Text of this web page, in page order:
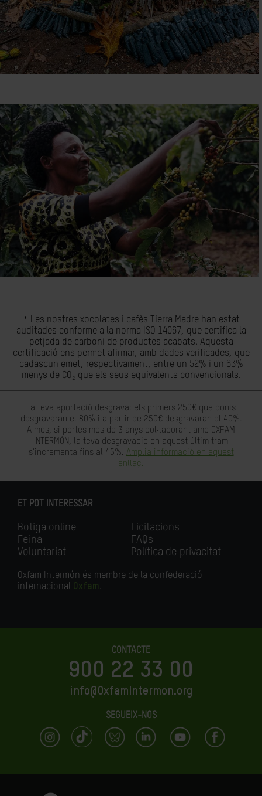
* Les nostres xocolates i cafès Tierra Madre han estat
auditades conforme a la norma ISO 14067, que certifica la
petjada de carboni de productes acabats. Aquesta
certificació ens permet afirmar, amb dades verificades, que
cadascun emet, respectivament, entre un 52% i un 63%
menys de CO₂ que els seus equivalents convencionals.
La teva aportació desgrava: els primers 250€ que donis
desgravaran el 80% i a partir de 250€ desgravaran el 40%.
A més, si portes més de 3 anys col·laborant amb OXFAM
INTERMÓN, la teva desgravació en aquest últim tram
s'incrementa fins al 45%. Amplia informació en aquest
enllaç.
ET POT INTERESSAR
Botiga online
Feina
Voluntariat
Licitacions
FAQs
Política de privacitat
Oxfam Intermón és membre de la confederació
internacional Oxfam.
CONTACTE
900 22 33 00
info@OxfamIntermon.org
SEGUEIX-NOS